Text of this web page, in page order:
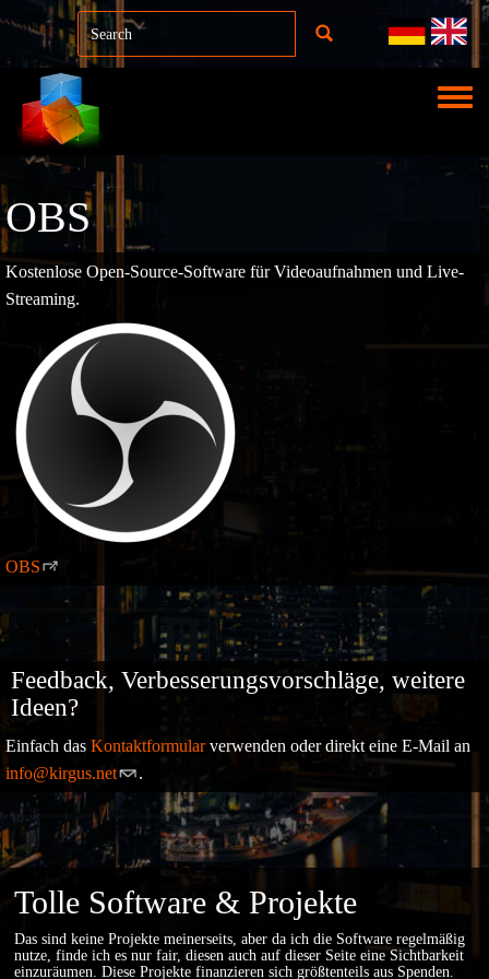
Direkt zum Inhalt
Toggle
OBS
Kostenlose Open-Source-Software für Videoaufnahmen und Live-
Streaming.
OBS
Feedback, Verbesserungsvorschläge, weitere
Ideen?
Einfach das Kontaktformularverwenden oder direkt eine E-Mail an
info@kirgus.net
.
Tolle Software & Projekte
Das sind keine Projekte meinerseits, aber da ich die Software regelmäßig
nutze, finde ich es nur fair, diesen auch auf dieser Seite eine Sichtbarkeit
einzuräumen. Diese Projekte finanzieren sich größtenteils aus Spenden.